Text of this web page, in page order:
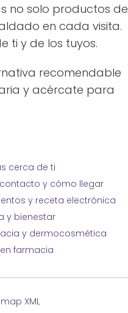
no solo productos de
en cada visita.
ti y de los tuyos.
recomendable
y acércate para
cerca de ti
contacto y cómo llegar
y receta electrónica
y bienestar
y dermocosmética
farmacia
XML